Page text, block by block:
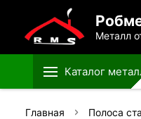
Металл
Каталог
Главная Полоса